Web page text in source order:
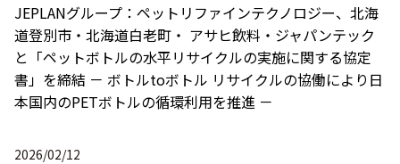
JEPLANグループ：ペットリファインテクノロジー、北海
道登別市・北海道白老町・ アサヒ飲料・ジャパンテック
と「ペットボトルの水平リサイクルの実施に関する協定
書」を締結 － ボトルtoボトル リサイクルの協働により日
本国内のPETボトルの循環利用を推進 －
2026/02/12